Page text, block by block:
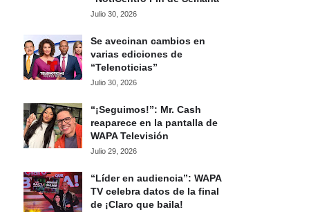
Julio 30, 2026
Se avecinan cambios en
varias ediciones de
“Telenoticias”
Julio 30, 2026
“¡Seguimos!”: Mr. Cash
reaparece en la pantalla de
WAPA Televisión
Julio 29, 2026
“Líder en audiencia”: WAPA
TV celebra datos de la final
de ¡Claro que baila!